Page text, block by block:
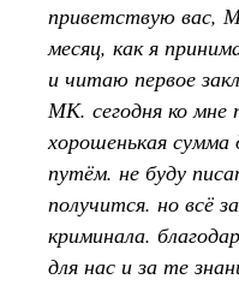
приветствую вас,
месяц, как я
и читаю первое
МК. сегодня ко мне
хорошенькая
путём. не буду
получится. но всё
криминала.
для нас и за те